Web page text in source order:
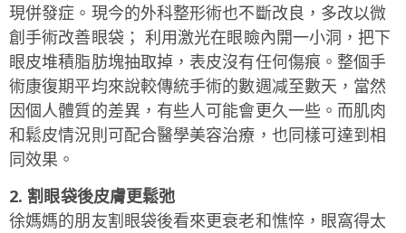
現併發症。現今的外科整形術也不斷改良，多改以微
創手術改善眼袋； 利用激光在眼瞼內開一小洞，把下
眼皮堆積脂肪塊抽取掉，表皮沒有任何傷痕。整個手
術康復期平均來說較傳統手術的數週减至數天，當然
因個人體質的差異，有些人可能會更久一些。而肌肉
和鬆皮情況則可配合醫學美容治療，也同樣可達到相
同效果。
2. 割眼袋後皮膚更鬆弛
徐媽媽的朋友割眼袋後看來更衰老和憔悴，眼窩得太